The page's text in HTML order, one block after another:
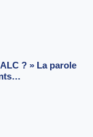
? » La parole